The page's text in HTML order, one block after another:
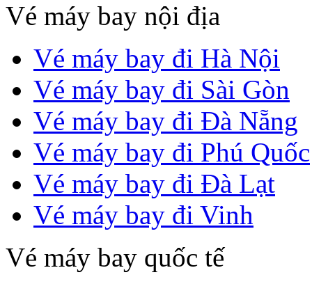
Vé máy bay nội địa
Vé máy bay đi Hà Nội
Vé máy bay đi Sài Gòn
Vé máy bay đi Đà Nẵng
Vé máy bay đi Phú Quốc
Vé máy bay đi Đà Lạt
Vé máy bay đi Vinh
Vé máy bay quốc tế